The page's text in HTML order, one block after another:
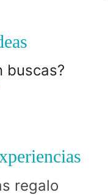
buscas?
regalo